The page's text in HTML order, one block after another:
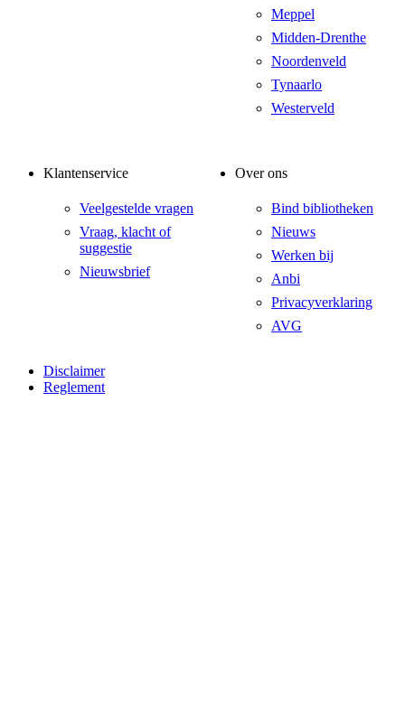
Meppel
Midden-Drenthe
Noordenveld
Tynaarlo
Westerveld
Klantenservice
Veelgestelde vragen
Vraag, klacht of
suggestie
Nieuwsbrief
Over ons
Bind bibliotheken
Nieuws
Werken bij
Anbi
Privacyverklaring
AVG
Disclaimer
Reglement